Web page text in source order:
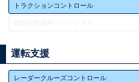
トラクションコントロール
運転支援
レーダークルーズコントロール